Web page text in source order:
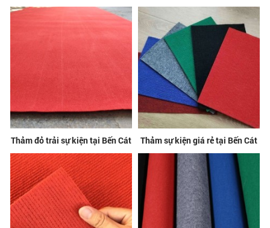
Thảm đỏ trải sự kiện tại Bến Cát Thảm sự kiện giá rẻ tại Bến Cát